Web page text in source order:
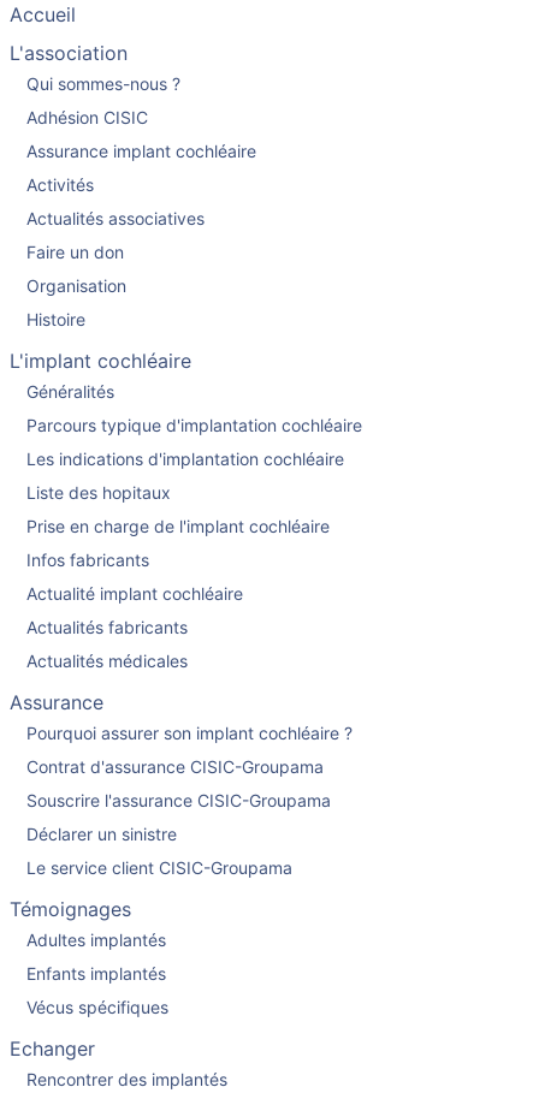
Accueil
L'association
Qui sommes-nous ?
Adhésion CISIC
Assurance implant cochléaire
Activités
Actualités associatives
Faire un don
Organisation
Histoire
L'implant cochléaire
Généralités
Parcours typique d'implantation cochléaire
Les indications d'implantation cochléaire
Liste des hopitaux
Prise en charge de l'implant cochléaire
Infos fabricants
Actualité implant cochléaire
Actualités fabricants
Actualités médicales
Assurance
Pourquoi assurer son implant cochléaire ?
Contrat d'assurance CISIC-Groupama
Souscrire l'assurance CISIC-Groupama
Déclarer un sinistre
Le service client CISIC-Groupama
Témoignages
Adultes implantés
Enfants implantés
Vécus spécifiques
Echanger
Rencontrer des implantés